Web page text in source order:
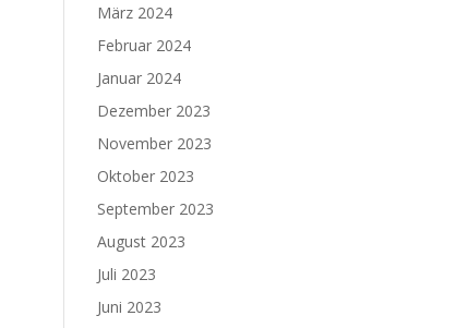
März 2024
Februar 2024
Januar 2024
Dezember 2023
November 2023
Oktober 2023
September 2023
August 2023
Juli 2023
Juni 2023